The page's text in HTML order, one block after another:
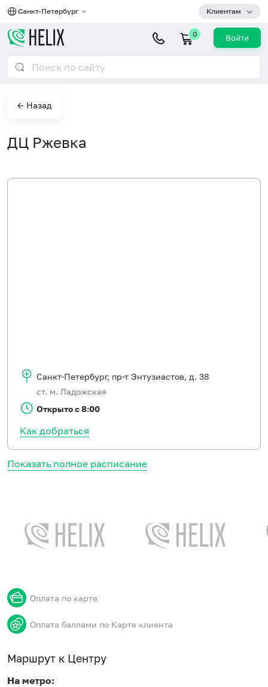
Санкт-Петербург Клиентам
0 Войти
← Назад
ДЦ Ржевка
Показать полное расписание
Оплата по карте
Оплата баллами по Карте клиента
Маршрут к Центру
На метро:
Санкт-Петербург, пр-т Энтузиастов, д. 38
ст. м. Ладожская
Открыто с 8:00
Как добраться